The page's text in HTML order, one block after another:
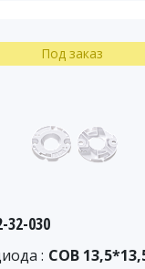
Под заказ
32-030
: COB